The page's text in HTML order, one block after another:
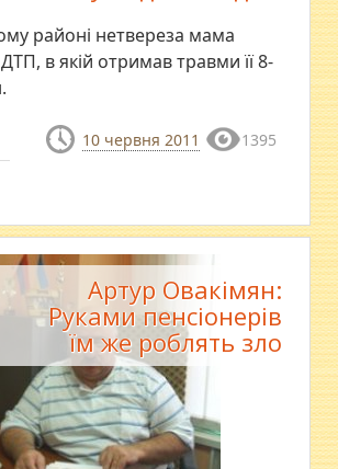
районі нетвереза мама
в якій отримав травми її 8-
10 червня 2011 1395
Артур Овакімян:
Руками пенсіонерів
їм же роблять зло